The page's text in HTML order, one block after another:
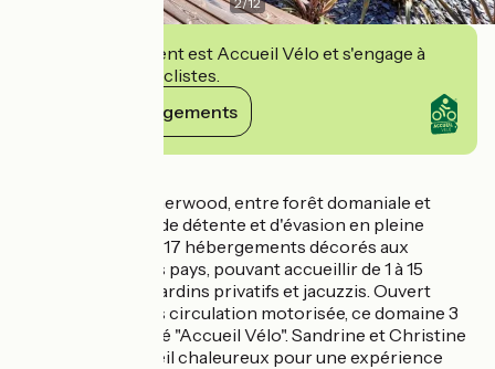
Cet établissement est Accueil Vélo et s'engage à
accueillir des cyclistes.
Voir ses engagements
Le Domaine Le Sherwood, entre forêt domaniale et
océan, est un lieu de détente et d'évasion en pleine
nature. Il propose 17 hébergements décorés aux
couleurs de divers pays, pouvant accueillir de 1 à 15
personnes, avec jardins privatifs et jacuzzis. Ouvert
toute l’année, sans circulation motorisée, ce domaine 3
étoiles est labellisé "Accueil Vélo". Sandrine et Christine
assurent un accueil chaleureux pour une expérience